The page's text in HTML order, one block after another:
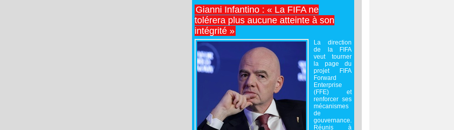
Gianni Infantino : « La FIFA ne
tolérera plus aucune atteinte à son
intégrité »
La direction
de la FIFA
veut tourner
la page du
projet FIFA
Forward
Enterprise
(FFE) et
renforcer ses
mécanismes
de
gouvernance.
Réunis à